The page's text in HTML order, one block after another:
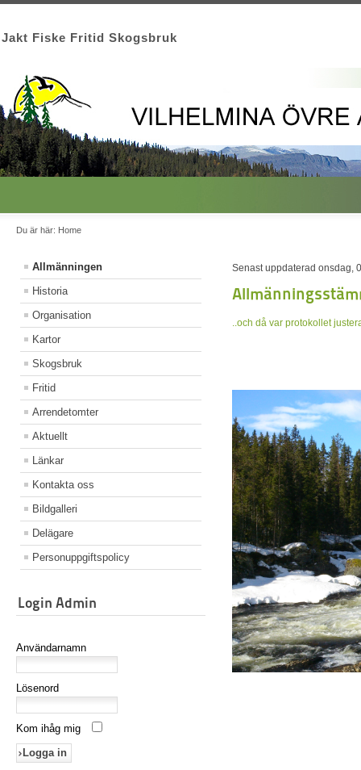
Jakt Fiske Fritid Skogsbruk
Du är här: Home
Allmänningen
Historia
Organisation
Kartor
Skogsbruk
Fritid
Arrendetomter
Aktuellt
Länkar
Kontakta oss
Bildgalleri
Delägare
Personuppgiftspolicy
Login Admin
Användarnamn
Lösenord
Kom ihåg mig
Senast uppdaterad onsdag,
..och då var protokollet